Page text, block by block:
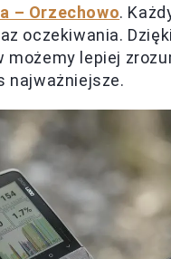
– Orzechowo.
oczekiwania.
możemy lepiej
najważniejsze.